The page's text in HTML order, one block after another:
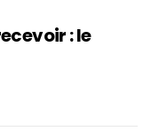
: le